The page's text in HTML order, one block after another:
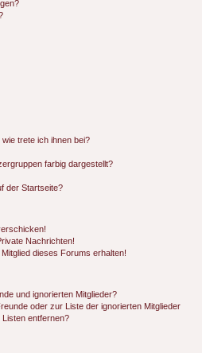
trete ich ihnen bei?
farbig dargestellt?
der Startseite?
Nachrichten!
dieses Forums erhalten!
und ignorierten Mitglieder?
oder zur Liste der ignorierten Mitglieder
entfernen?